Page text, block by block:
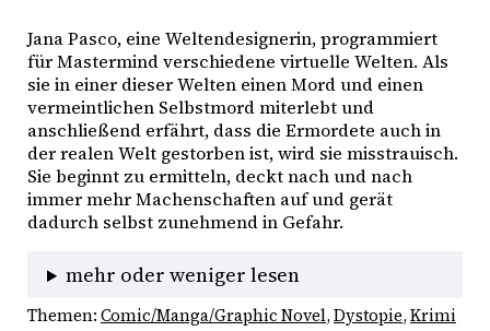
Jana Pasco, eine Weltendesignerin, programmiert
für Mastermind verschiedene virtuelle Welten. Als
sie in einer dieser Welten einen Mord und einen
vermeintlichen Selbstmord miterlebt und
anschließend erfährt, dass die Ermordete auch in
der realen Welt gestorben ist, wird sie misstrauisch.
Sie beginnt zu ermitteln, deckt nach und nach
immer mehr Machenschaften auf und gerät
dadurch selbst zunehmend in Gefahr.
mehr oder weniger lesen
Themen: Comic/Manga/Graphic Novel, Dystopie, Krimi